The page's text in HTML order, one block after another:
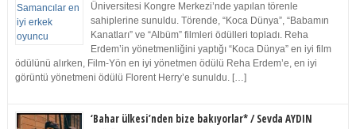
Üniversitesi Kongre Merkezi’nde yapılan törenle
sahiplerine sunuldu. Törende, “Koca Dünya”, “Babamın
Kanatları” ve “Albüm” filmleri ödülleri topladı. Reha
Erdem’in yönetmenliğini yaptığı “Koca Dünya” en iyi film
ödülünü alırken, Film-Yön en iyi yönetmen ödülü Reha Erdem’e, en iyi
görüntü yönetmeni ödülü Florent Herry’e sunuldu. […]
‘Bahar ülkesi’nden bize bakıyorlar* / Sevda AYDIN